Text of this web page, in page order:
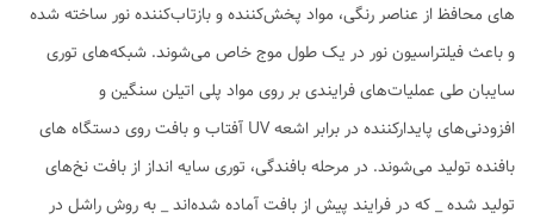
های محافظ از عناصر رنگی، مواد پخش‌کننده و بازتاب‌کننده نور ساخته شده
و باعث فیلتراسیون نور در یک طول موج خاص می‌شوند. شبکه‌های توری
سایبان طی عملیات‌های فرایندی بر روی مواد پلی اتیلن سنگین و
افزودنی‌های پایدارکننده در برابر اشعه UV آفتاب و بافت روی دستگاه های
بافنده تولید می‌شوند. در مرحله بافندگی، توری سایه انداز از بافت نخ‌های
تولید شده _ که در فرایند پیش از بافت آماده شده‌اند _ به روش راشل در